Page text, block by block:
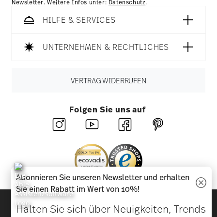
Newsletter. Weitere Infos unter: Datenschutz.
HILFE & SERVICES
UNTERNEHMEN & RECHTLICHES
VERTRAG WIDERRUFEN
Folgen Sie uns auf
Entdecken Sie unsere Marken
Design & Funktionalität für Ihr Zuhause
Abonnieren Sie unseren Newsletter und erhalten
Sie einen Rabatt im Wert von 10%!
Halten Sie sich über Neuigkeiten, Trends